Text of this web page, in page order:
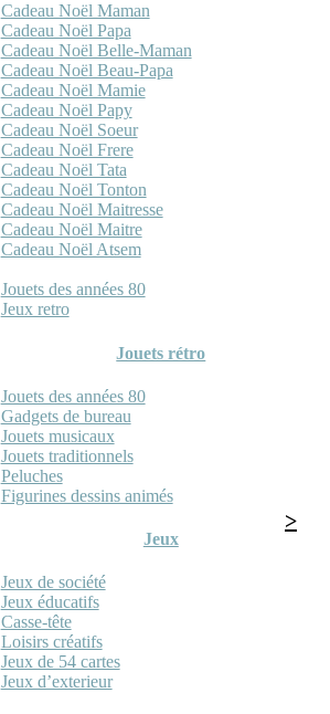
Cadeau Noël Maman
Cadeau Noël Papa
Cadeau Noël Belle-Maman
Cadeau Noël Beau-Papa
Cadeau Noël Mamie
Cadeau Noël Papy
Cadeau Noël Soeur
Cadeau Noël Frere
Cadeau Noël Tata
Cadeau Noël Tonton
Cadeau Noël Maitresse
Cadeau Noël Maitre
Cadeau Noël Atsem
Jouets des années 80
Jeux retro
Jouets rétro
Jouets des années 80
Gadgets de bureau
Jouets musicaux
Jouets traditionnels
Peluches
Figurines dessins animés
Jeux
Jeux de société
Jeux éducatifs
Casse-tête
Loisirs créatifs
Jeux de 54 cartes
Jeux d’exterieur